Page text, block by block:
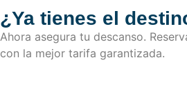
¿Ya tienes el
Ahora asegura tu descanso.
con la mejor tarifa garantizada.